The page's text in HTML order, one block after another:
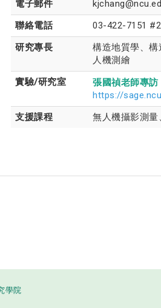
電子郵件
聯絡電話
03-422-7151
研究專長
構造地質學、
人機測繪
實驗/研究室
張國禎老師專訪
https://
支援課程
無人機攝影測
大學永